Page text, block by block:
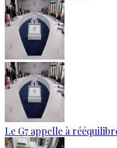
Le G7 appelle à